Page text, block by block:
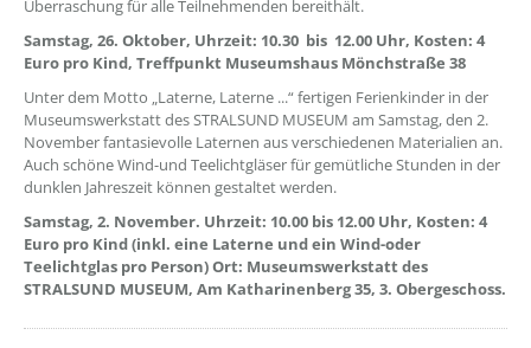
Überraschung für alle Teilnehmenden bereithält.
Samstag, 26. Oktober, Uhrzeit: 10.30 bis 12.00 Uhr, Kosten: 4
Euro pro Kind, Treffpunkt Museumshaus Mönchstraße 38
Unter dem Motto „Laterne, Laterne ...“ fertigen Ferienkinder in der
Museumswerkstatt des STRALSUND MUSEUM am Samstag, den 2.
November fantasievolle Laternen aus verschiedenen Materialien an.
Auch schöne Wind-und Teelichtgläser für gemütliche Stunden in der
dunklen Jahreszeit können gestaltet werden.
Samstag, 2. November. Uhrzeit: 10.00 bis 12.00 Uhr, Kosten: 4
Euro pro Kind (inkl. eine Laterne und ein Wind-oder
Teelichtglas pro Person) Ort: Museumswerkstatt des
STRALSUND MUSEUM, Am Katharinenberg 35, 3. Obergeschoss.